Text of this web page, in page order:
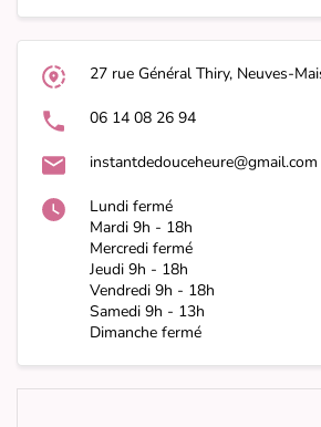
27 rue Général Thiry, Neuves-
06 14 08 26 94
instantdedouceheure@gmail.com
Lundi fermé
Mardi 9h - 18h
Mercredi fermé
Jeudi 9h - 18h
Vendredi 9h - 18h
Samedi 9h - 13h
Dimanche fermé